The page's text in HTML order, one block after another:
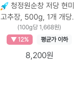
청정원순창 저당 현미
고추장, 500g, 1개 개당
중량 × 수량, 500g × 1개
(100g당 1,668원)
▼ 12%
평균가 이하
8,200원